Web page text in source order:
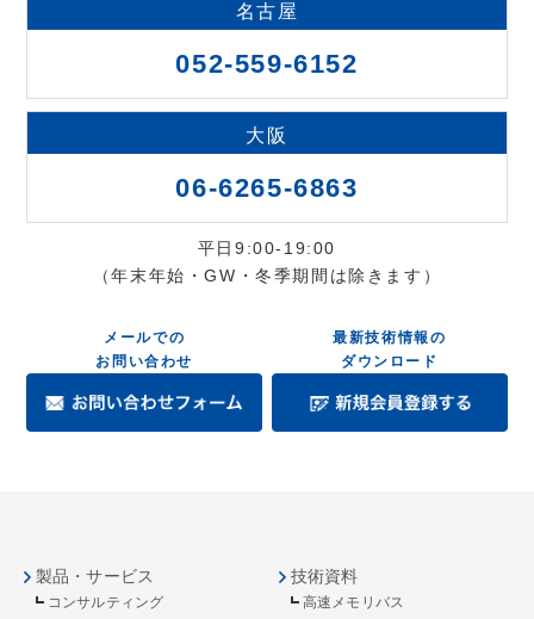
名古屋
052-559-6152
大阪
06-6265-6863
平日9:00-19:00
（年末年始・GW・冬季期間は除きます）
メールでの
お問い合わせ
最新技術情報の
ダウンロード
製品・サービス
コンサルティング
技術資料
高速メモリバス